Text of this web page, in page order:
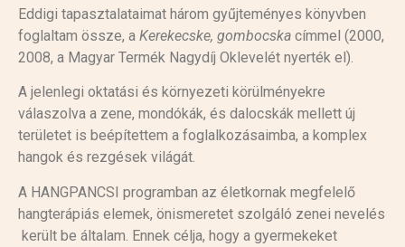
Eddigi tapasztalataimat három gyűjteményes könyvben
foglaltam össze, a Kerekecske, gombocska címmel (2000,
2008, a Magyar Termék Nagydíj Oklevelét nyerték el).
A jelenlegi oktatási és környezeti körülményekre
válaszolva a zene, mondókák, és dalocskák mellett új
területet is beépítettem a foglalkozásaimba, a komplex
hangok és rezgések világát.
A HANGPANCSI programban az életkornak megfelelő
hangterápiás elemek, önismeretet szolgáló zenei nevelés
került be általam. Ennek célja, hogy a gyermekeket